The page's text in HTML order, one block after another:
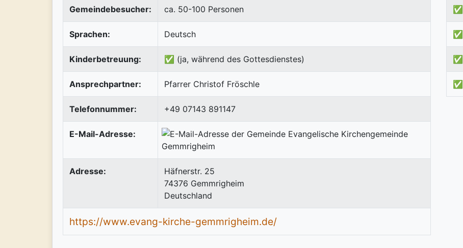
Gemeindebesucher: ca. 50-100 Personen
Sprachen: Deutsch
Kinderbetreuung: ✅ (ja, während des Gottesdienstes)
Ansprechpartner: Pfarrer Christof Fröschle
Telefonnummer: +49 07143 891147
E-Mail-Adresse:
Adresse:
Häfnerstr. 25
74376 Gemmrigheim
Deutschland
https://www.evang-kirche-gemmrigheim.de/
✅
✅
✅
✅